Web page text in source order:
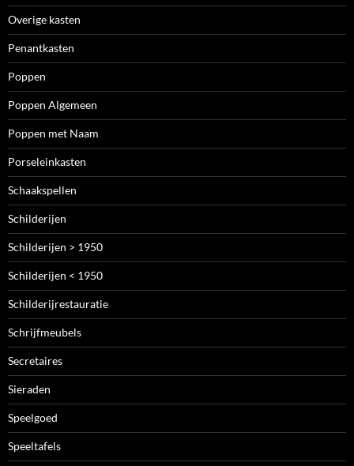
Overige kasten
Penantkasten
Poppen
Poppen Algemeen
Poppen met Naam
Porseleinkasten
Schaakspellen
Schilderijen
Schilderijen > 1950
Schilderijen < 1950
Schilderijrestauratie
Schrijfmeubels
Secretaires
Sieraden
Speelgoed
Speeltafels